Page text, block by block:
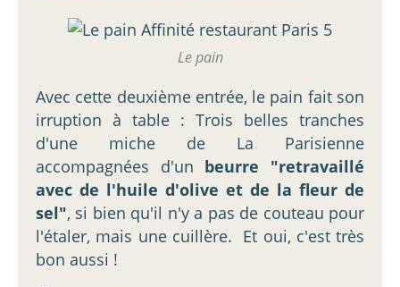
Le pain
Avec cette deuxième entrée, le pain fait son
irruption à table : Trois belles tranches
d'une miche de La Parisienne
accompagnées d'un beurre "retravaillé
avec de l'huile d'olive et de la fleur de
sel", si bien qu'il n'y a pas de couteau pour
l'étaler, mais une cuillère. Et oui, c'est très
bon aussi !